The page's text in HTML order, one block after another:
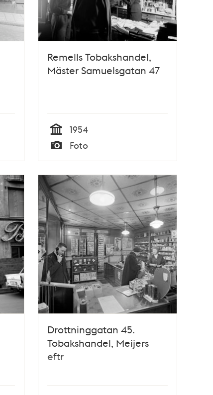
Remells Tobakshandel,
Mäster Samuelsgatan 47
Tid
1954
Typ
Foto
Drottninggatan 45.
Tobakshandel, Meijers
eftr